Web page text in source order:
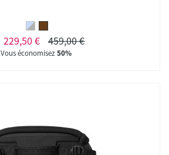
229,50 € 459,00 €
Vous économisez50%